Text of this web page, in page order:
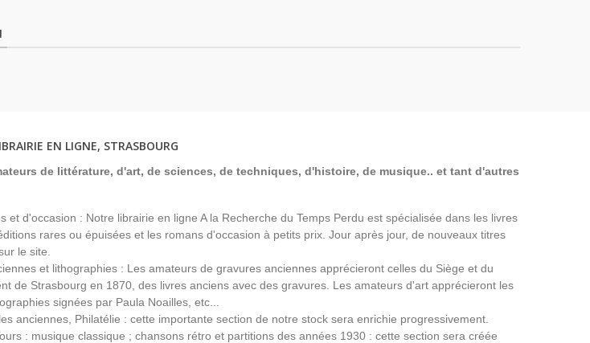
EN LIGNE, STRASBOURG
de littérature, d'art, de sciences, de techniques, d'histoire, de musique.. et tant d'autres
et d'occasion : Notre librairie en ligne A la Recherche du Temps Perdu est spécialisée dans les livres
rares ou épuisées et les romans d'occasion à petits prix. Jour après jour, de nouveaux titres
le site.
et lithographies : Les amateurs de gravures anciennes apprécieront celles du Siège et du
de Strasbourg en 1870, des livres anciens avec des gravures. Les amateurs d'art apprécieront les
signées par Paula Noailles, etc...
anciennes, Philatélie : cette importante section de notre stock sera enrichie progressivement.
: musique classique ; chansons rétro et partitions des années 1930 : cette section sera créée